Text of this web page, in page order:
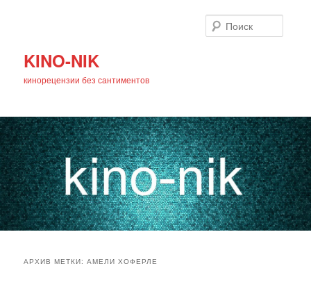
KINO-NIK
кинорецензии без сантиментов
АРХИВ МЕТКИ:АМЕЛИ ХОФЕРЛЕ